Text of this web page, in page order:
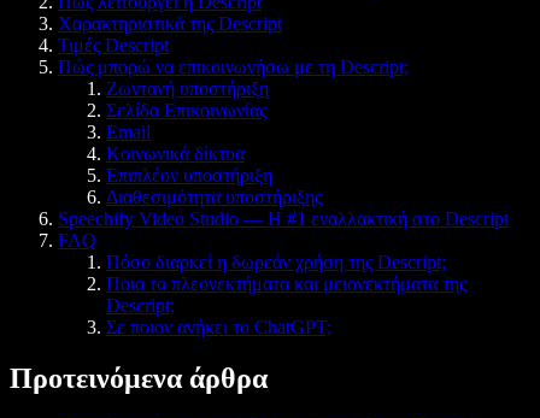
Χαρακτηριστικά της Descript
Τιμές Descript
Πώς μπορώ να επικοινωνήσω με τη Descript;
Ζωντανή υποστήριξη
Σελίδα Επικοινωνίας
Email
Κοινωνικά δίκτυα
Επιπλέον υποστήριξη
Διαθεσιμότητα υποστήριξης
Speechify Video Studio — Η #1 εναλλακτική στο Descript
FAQ
Πόσο διαρκεί η δωρεάν χρήση της Descript;
Ποια τα πλεονεκτήματα και μειονεκτήματα της
Descript;
Σε ποιον ανήκει το ChatGPT;
Προτεινόμενα άρθρα